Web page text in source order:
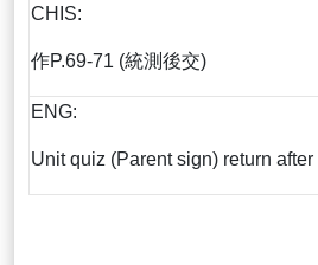
CHIS:
作P.69-71 (統測後交)
ENG:
Unit quiz (Parent sign) return after